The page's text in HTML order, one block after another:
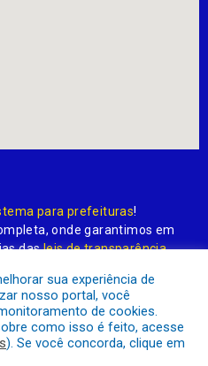
para prefeituras!
onde garantimos em
dasleis de transparência
Pública
sua experiência de
nosso portal, você
de cookies.
como isso é feito, acesse
). Se você concorda, clique em